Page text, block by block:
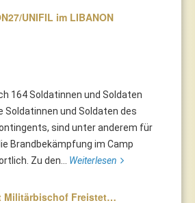
UNIFIL im LIBANON
164 Soldatinnen und Soldaten
Soldatinnen und Soldaten des
sind unter anderem für
Brandbekämpfung im Camp
Zu den... Weiterlesen
Militärbischof Freistet…